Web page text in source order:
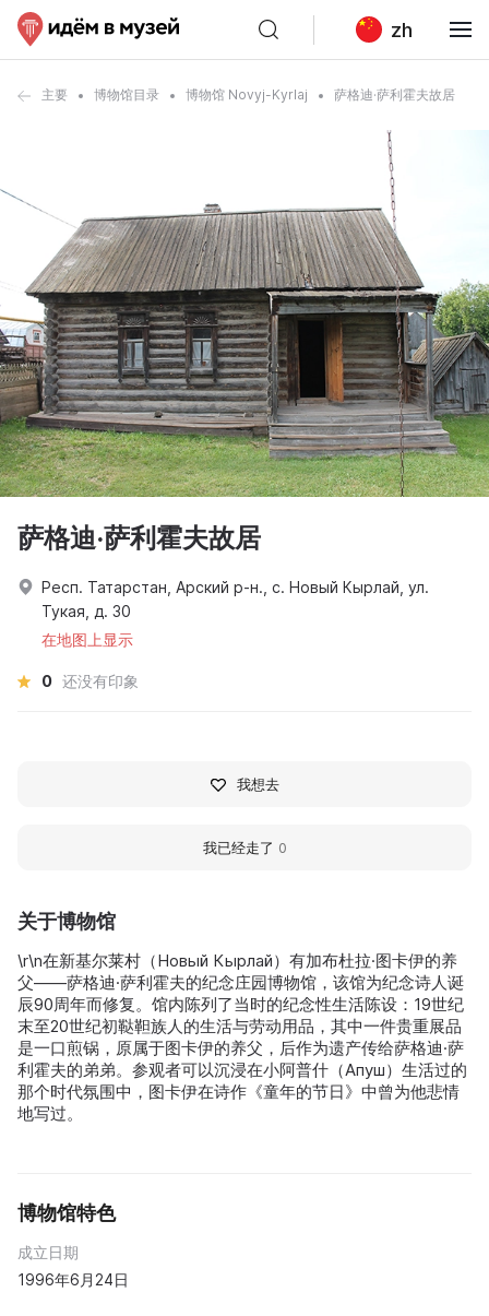
zh
主要 博物馆目录 博物馆 Novyj-Kyrlaj 萨格迪·萨利霍夫故居
关于博物馆
\r\n在新基尔莱村（Новый Кырлай）有加布杜拉·图卡伊的养
父——萨格迪·萨利霍夫的纪念庄园博物馆，该馆为纪念诗人诞
辰90周年而修复。馆内陈列了当时的纪念性生活陈设：19世纪
末至20世纪初鞑靼族人的生活与劳动用品，其中一件贵重展品
是一口煎锅，原属于图卡伊的养父，后作为遗产传给萨格迪·萨
利霍夫的弟弟。参观者可以沉浸在小阿普什（Апуш）生活过的
那个时代氛围中，图卡伊在诗作《童年的节日》中曾为他悲情
地写过。
博物馆特色
成立日期
1996年6月24日
萨格迪·萨利霍夫故居
Респ. Татарстан, Арский р-н., с. Новый Кырлай, ул.
Тукая, д. 30
在地图上显示
0 还没有印象
我想去
我已经走了 0